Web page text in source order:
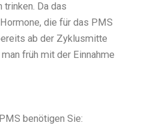
trinken. Da das
die für das PMS
ab der Zyklusmitte
früh mit der Einnahme
benötigen Sie: